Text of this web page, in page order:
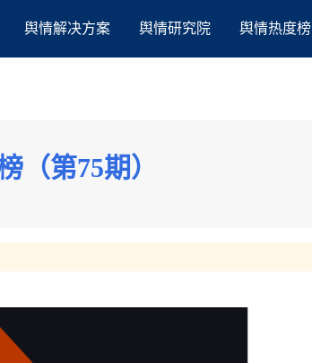
舆情解决方案 舆情研究院 舆情热度榜
（第75期）